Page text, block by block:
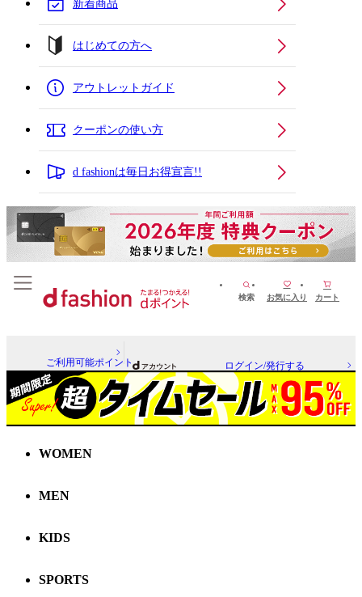
新着商品
はじめての方へ
アウトレットガイド
クーポンの使い方
d fashionは毎日お得宣言!!
検索 お気に入り カート
ご利用可能ポイント ログイン/発行する
WOMEN
MEN
KIDS
SPORTS